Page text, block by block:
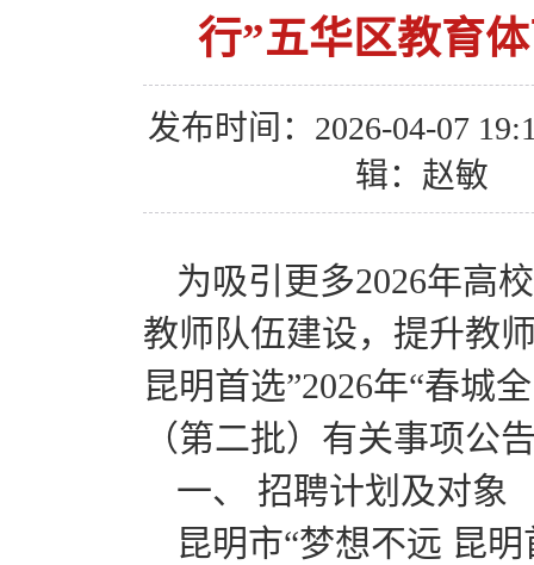
行”五华区教育
发布时间：2026-04-07
辑：赵敏
为吸引更多2026年高
教师队伍建设，提升教
昆明首选”2026年“春城
（第二批）有关事项公
一、 招聘计划及对象
昆明市“梦想不远 昆